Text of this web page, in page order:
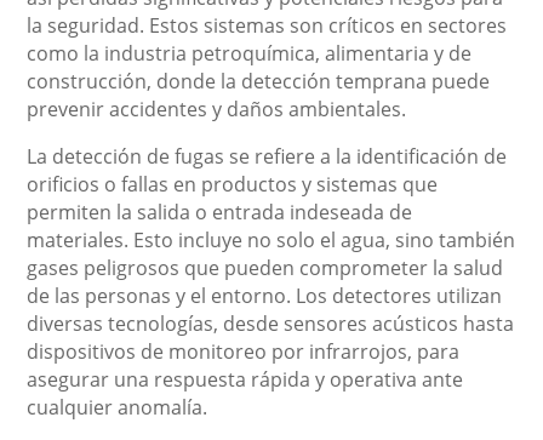
la seguridad. Estos sistemas son críticos en sectores
como la industria petroquímica, alimentaria y de
construcción, donde la detección temprana puede
prevenir accidentes y daños ambientales.
La detección de fugas se refiere a la identificación de
orificios o fallas en productos y sistemas que
permiten la salida o entrada indeseada de
materiales. Esto incluye no solo el agua, sino también
gases peligrosos que pueden comprometer la salud
de las personas y el entorno. Los detectores utilizan
diversas tecnologías, desde sensores acústicos hasta
dispositivos de monitoreo por infrarrojos, para
asegurar una respuesta rápida y operativa ante
cualquier anomalía.